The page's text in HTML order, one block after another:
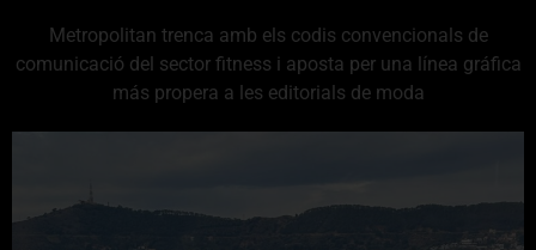
Metropolitan trenca amb els codis convencionals de
comunicació del sector fitness i aposta per una línea gráfica
más propera a les editorials de moda